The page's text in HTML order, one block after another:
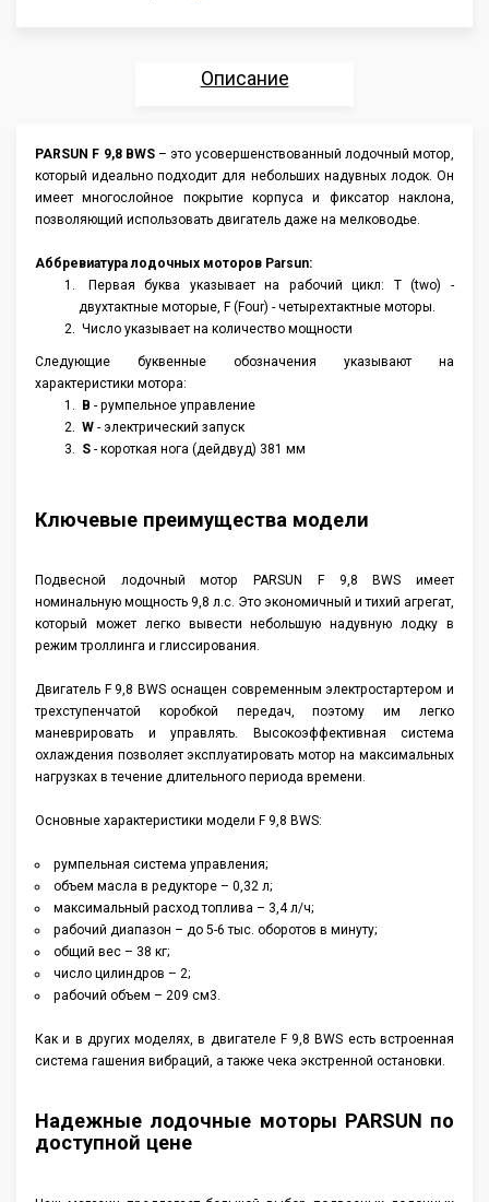
Описание
Отзывы
Аксессуары
PARSUN F 9,8 BWS– это усовершенствованный лодочный мотор,
который идеально подходит для небольших надувных лодок. Он
имеет многослойное покрытие корпуса и фиксатор наклона,
позволяющий использовать двигатель даже на мелководье.
Аббревиатура лодочных моторов Parsun:
Первая буква указывает на рабочий цикл: T (two) -
двухтактные моторые, F (Four) - четырехтактные моторы.
Число указывает на количество мощности
Следующие буквенные обозначения указывают на
характеристики мотора:
B - румпельное управление
W - электрический запуск
S - короткая нога (дейдвуд) 381 мм
Ключевые преимущества модели
Подвесной лодочный мотор PARSUN F 9,8 BWS имеет
номинальную мощность 9,8 л.с. Это экономичный и тихий агрегат,
который может легко вывести небольшую надувную лодку в
режим троллинга и глиссирования.
Двигатель F 9,8 BWS оснащен современным электростартером и
трехступенчатой коробкой передач, поэтому им легко
маневрировать и управлять. Высокоэффективная система
охлаждения позволяет эксплуатировать мотор на максимальных
нагрузках в течение длительного периода времени.
Основные характеристики модели F 9,8 BWS:
румпельная система управления;
объем масла в редукторе – 0,32 л;
максимальный расход топлива – 3,4 л/ч;
рабочий диапазон – до 5-6 тыс. оборотов в минуту;
общий вес – 38 кг;
число цилиндров – 2;
рабочий объем – 209 см3.
Как и в других моделях, в двигателе F 9,8 BWS есть встроенная
система гашения вибраций, а также чека экстренной остановки.
Надежные лодочные моторы PARSUN по
доступной цене